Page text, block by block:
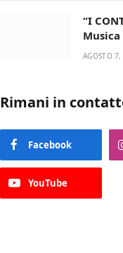
“I
AGOSTO
Rimani in
Facebook
YouTube